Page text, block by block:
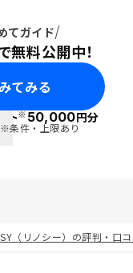
てガイド
無料公開中！
てみる
ト※50,000円分
※条件・上限あり
（リノシー）の評判・口コ